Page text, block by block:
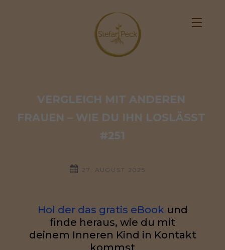
VERGLEICH MIT ANDEREN
FRAUEN – WIE DU IHN LOSLÄSST
#251
27. AUGUST 2025
Hol der das gratis eBook und
finde heraus, wie du mit
deinem Inneren Kind in Kontakt
kommst